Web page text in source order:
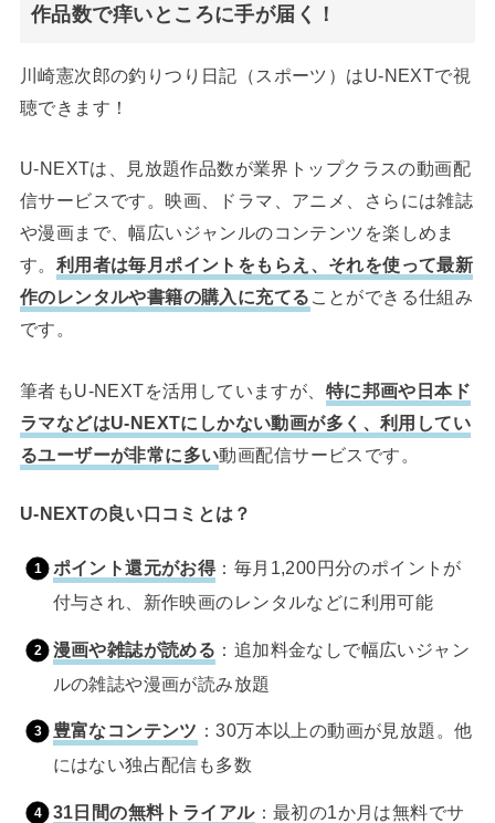
作品数で痒いところに手が届く！
川崎憲次郎の釣りつり日記（スポーツ）はU-NEXTで視
聴できます！
U-NEXTは、見放題作品数が業界トップクラスの動画配
信サービスです。映画、ドラマ、アニメ、さらには雑誌
や漫画まで、幅広いジャンルのコンテンツを楽しめま
す。 利用者は毎月ポイントをもらえ、それを使って最新
作のレンタルや書籍の購入に充てる ことができる仕組み
です。
筆者もU-NEXTを活用していますが、 特に邦画や日本ド
ラマなどはU-NEXTにしかない動画が多く、利用してい
るユーザーが非常に多い動画配信サービスです。
U-NEXTの良い口コミとは？
ポイント還元がお得：毎月1,200円分のポイントが
付与され、新作映画のレンタルなどに利用可能
漫画や雑誌が読める ：追加料金なしで幅広いジャン
ルの雑誌や漫画が読み放題
豊富なコンテンツ ：30万本以上の動画が見放題。他
にはない独占配信も多数
31日間の無料トライアル：最初の1か月は無料でサ